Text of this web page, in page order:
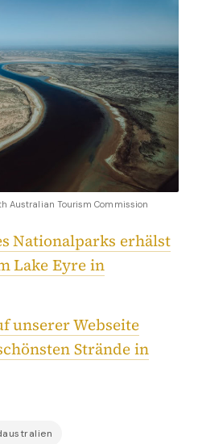
Australian Tourism Commission
Nationalparks erhälst
Lake Eyre in
unserer Webseite
Strände in